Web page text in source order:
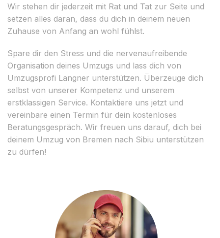
Wir stehen dir jederzeit mit Rat und Tat zur Seite und
setzen alles daran, dass du dich in deinem neuen
Zuhause von Anfang an wohl fühlst.
Spare dir den Stress und die nervenaufreibende
Organisation deines Umzugs und lass dich von
Umzugsprofi Langner unterstützen. Überzeuge dich
selbst von unserer Kompetenz und unserem
erstklassigen Service. Kontaktiere uns jetzt und
vereinbare einen Termin für dein kostenloses
Beratungsgespräch. Wir freuen uns darauf, dich bei
deinem Umzug von Bremen nach Sibiu unterstützen
zu dürfen!